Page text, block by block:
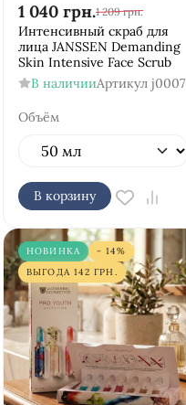
1 040 грн.1 209 грн.
Интенсивный скраб для
лица JANSSEN Demanding
Skin Intensive Face Scrub
В наличииАртикул j0007
Объём
В корзину
НОВИНКА
- 14%
ВЫГОДА142 ГРН.